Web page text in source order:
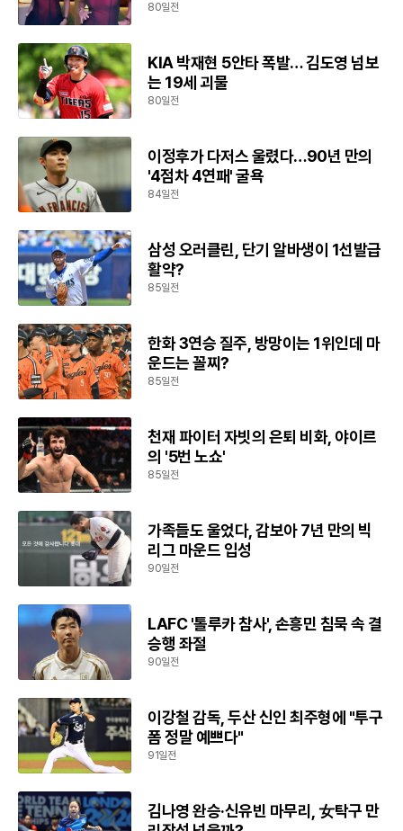
80일전
KIA 박재현 5안타 폭발… 김도영 넘보
는 19세 괴물
80일전
이정후가 다저스 울렸다…90년 만의
'4점차 4연패' 굴욕
84일전
삼성 오러클린, 단기 알바생이 1선발급
활약?
85일전
한화 3연승 질주, 방망이는 1위인데 마
운드는 꼴찌?
85일전
천재 파이터 자빗의 은퇴 비화, 야이르
의 '5번 노쇼'
85일전
가족들도 울었다, 감보아 7년 만의 빅
리그 마운드 입성
90일전
LAFC '톨루카 참사', 손흥민 침묵 속 결
승행 좌절
90일전
이강철 감독, 두산 신인 최주형에 "투구
폼 정말 예쁘다"
91일전
김나영 완승·신유빈 마무리, 女탁구 만